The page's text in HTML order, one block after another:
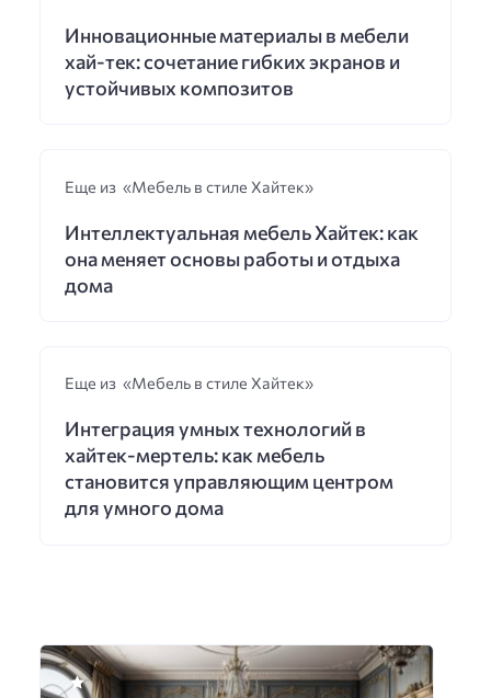
Инновационные материалы в мебели
хай-тек: сочетание гибких экранов и
устойчивых композитов
Еще из «Мебель в стиле Хайтек»
Интеллектуальная мебель Хайтек: как
она меняет основы работы и отдыха
дома
Еще из «Мебель в стиле Хайтек»
Интеграция умных технологий в
хайтек-мертель: как мебель
становится управляющим центром
для умного дома